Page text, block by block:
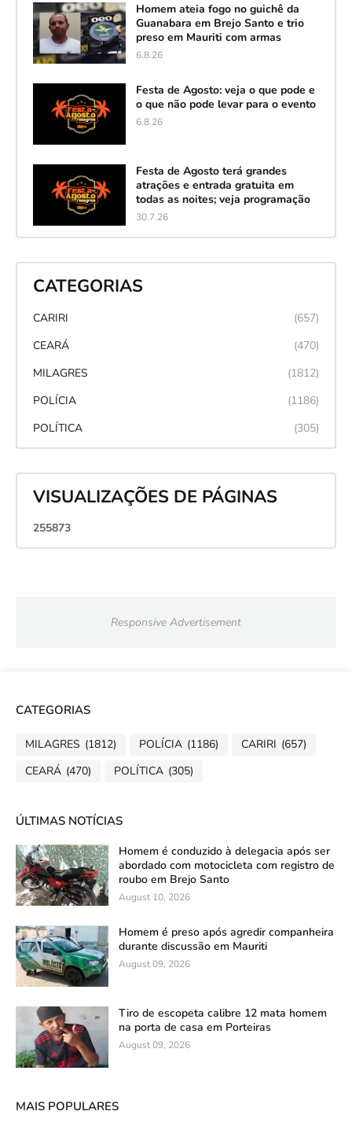
Homem ateia fogo no guichê da
Guanabara em Brejo Santo e trio
preso em Mauriti com armas
6.8.26
Festa de Agosto: veja o que pode e
o que não pode levar para o evento
6.8.26
Festa de Agosto terá grandes
atrações e entrada gratuita em
todas as noites; veja programação
30.7.26
CATEGORIAS
CARIRI
(657)
CEARÁ
(470)
MILAGRES
(1812)
POLÍCIA
(1186)
POLÍTICA
(305)
VISUALIZAÇÕES DE PÁGINAS
255873
Responsive Advertisement
CATEGORIAS
MILAGRES (1812) POLÍCIA (1186) CARIRI (657)
CEARÁ (470) POLÍTICA (305)
ÚLTIMAS NOTÍCIAS
Homem é conduzido à delegacia após ser
abordado com motocicleta com registro de
roubo em Brejo Santo
August 10, 2026
Homem é preso após agredir companheira
durante discussão em Mauriti
August 09, 2026
Tiro de escopeta calibre 12 mata homem
na porta de casa em Porteiras
August 09, 2026
MAIS POPULARES